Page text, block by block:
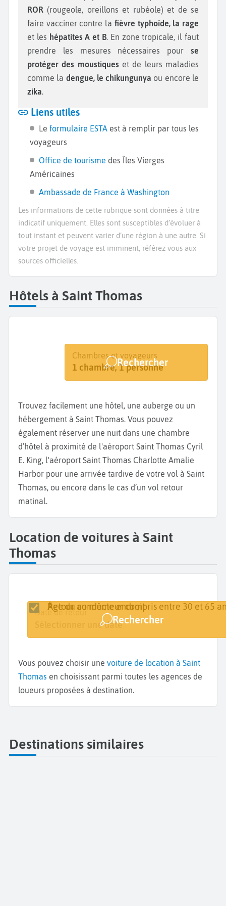
ROR (rougeole, oreillons et rubéole) et de se
faire vacciner contre la fièvre typhoïde, la rage
et les hépatites A et B. En zone tropicale, il faut
prendre les mesures nécessaires pour se
protéger des moustiques et de leurs maladies
comme la dengue, le chikungunya ou encore le
zika.
Liens utiles
Leformulaire ESTA est à remplir par tous les
voyageurs
Office de tourisme des Îles Vierges
Américaines
Ambassade de France à Washington
Les informations de cette rubrique sont données à titre
indicatif uniquement. Elles sont susceptibles d’évoluer à
tout instant et peuvent varier d’une région à une autre. Si
votre projet de voyage est imminent, référez vous aux
sources officielles.
Hôtels à Saint Thomas
Destination
St Thomas
Dates
Dates de votre séjour
Chambres et voyageurs
1 chambre, 1 personne
Rechercher
Trouvez facilement une hôtel, une auberge ou un
hébergement à Saint Thomas. Vous pouvez
également réserver une nuit dans une chambre
d’hôtel à proximité de l'aéroport Saint Thomas Cyril
E. King, l'aéroport Saint Thomas Charlotte Amalie
Harbor pour une arrivée tardive de votre vol à Saint
Thomas, ou encore dans le cas d’un vol retour
matinal.
Location de voitures à Saint
Thomas
Lieu de retrait
Date de retrait
Sélectionner une date
Date de retour
Sélectionner une date
Retour au même endroit
Âge du conducteur compris entre 30 et 65
Rechercher
Vous pouvez choisir une voiture de location à Saint
Thomas en choisissant parmi toutes les agences de
loueurs proposées à destination.
Destinations similaires